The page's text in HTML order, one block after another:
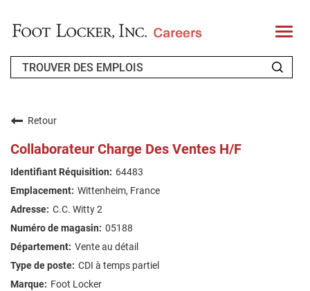
T
o
l
FAQ
RECHERCHE DE TRAVAIL
Retour
Collaborateur Charge Des Ventes H/F
64483
Wittenheim, France
C.C. Witty 2
05188
Vente au détail
CDI à temps partiel
Foot Locker